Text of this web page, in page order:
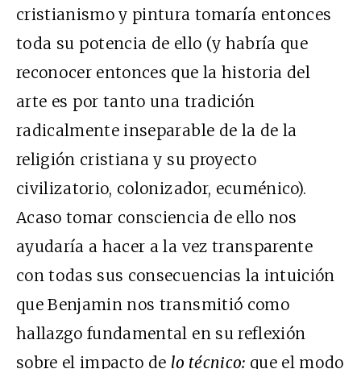
cristianismo y pintura tomaría entonces
toda su potencia de ello (y habría que
reconocer entonces que la historia del
arte es por tanto una tradición
radicalmente inseparable de la de la
religión cristiana y su proyecto
civilizatorio, colonizador, ecuménico).
Acaso tomar consciencia de ello nos
ayudaría a hacer a la vez transparente
con todas sus consecuencias la intuición
que Benjamin nos transmitió como
hallazgo fundamental en su reflexión
sobre el impacto de lo técnico: que el modo